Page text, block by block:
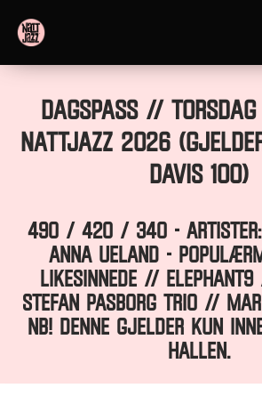
Dagspass //
Nattjazz 2026
Davis 100)
490 / 420 / 340 -
ANNA UELAND -
likesinnede //
STEFAN PASBORG TRIO //
NB! Denne gjelder kun
Hallen.